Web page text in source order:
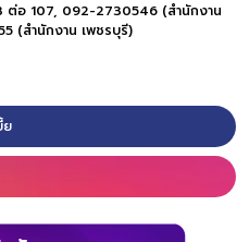
ต่อ 107, 092-2730546 (สำนักงาน
(สำนักงาน เพชรบุรี)
ย